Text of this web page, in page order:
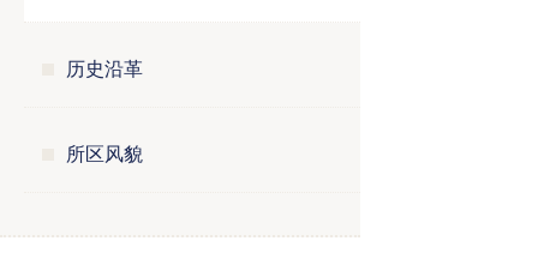
历史沿革
所区风貌